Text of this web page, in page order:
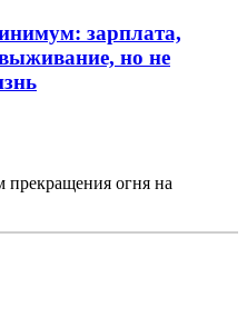
зарплата,
но не
огня на